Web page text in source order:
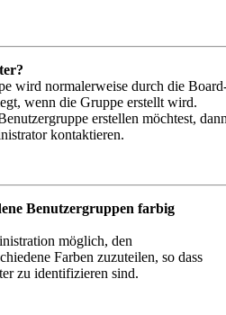
wird normalerweise durch die
wenn die Gruppe erstellt wird.
erstellen möchtest,
kontaktieren.
Benutzergruppen farbig
möglich, den
Farben zuzuteilen, so dass
zu identifizieren sind.